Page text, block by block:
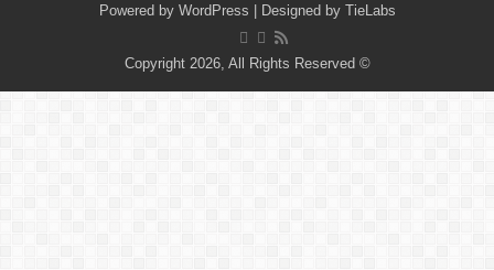
Powered by WordPress | Designed by TieLabs
© Copyright 2026, All Rights Reserved